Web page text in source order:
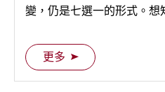
變，仍是七選一的形式。想
更多